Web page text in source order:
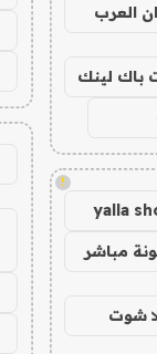
العرب
باك لينك
!
yalla
مباشر
شوت